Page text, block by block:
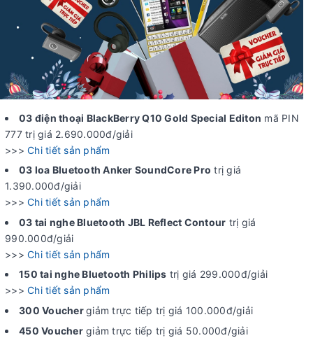
03 điện thoại BlackBerry Q10 Gold Special Editon mã PIN
777 trị giá 2.690.000đ/giải
>>> Chi tiết sản phẩm
03 loa Bluetooth Anker SoundCore Pro trị giá
1.390.000đ/giải
>>> Chi tiết sản phẩm
03 tai nghe Bluetooth JBL Reflect Contour trị giá
990.000đ/giải
>>> Chi tiết sản phẩm
150 tai nghe Bluetooth Philips trị giá 299.000đ/giải
>>> Chi tiết sản phẩm
300 Vouchergiảm trực tiếp trị giá 100.000đ/giải
450 Vouchergiảm trực tiếp trị giá 50.000đ/giải